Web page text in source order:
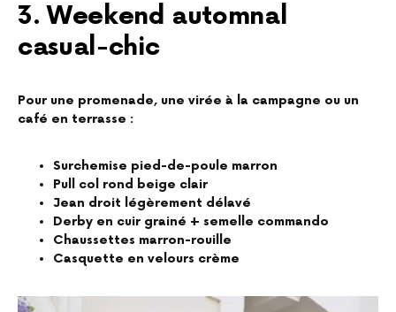
3. Weekend automnal
casual-chic
Pour une promenade, une virée à la campagne ou un
café en terrasse :
Surchemise pied-de-poule marron
Pull col rond beige clair
Jean droit légèrement délavé
Derby en cuir grainé + semelle commando
Chaussettes marron-rouille
Casquette en velours crème